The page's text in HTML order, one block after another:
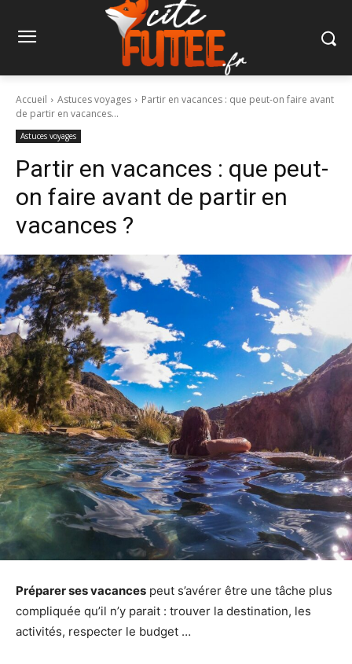
Accueil Astuces voyages
Partir en vacances : que peut-on faire avant
de partir en vacances...
Astuces voyages
Partir en vacances : que peut-
on faire avant de partir en
vacances ?
Préparer ses vacances peut s’avérer être une tâche plus
compliquée qu’il n’y parait : trouver la destination, les
activités, respecter le budget …